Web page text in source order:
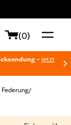
(0)
– jetzt
/